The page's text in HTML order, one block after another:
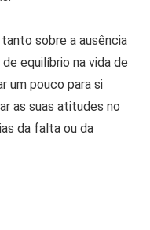
sobre a ausência
equilíbrio na vida de
um pouco para si
as suas atitudes no
da falta ou da